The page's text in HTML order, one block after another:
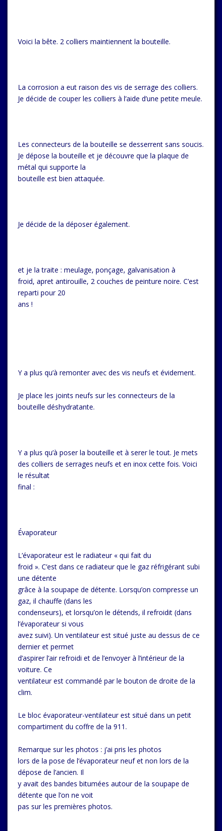
Voici la bête. 2 colliers maintiennent la bouteille.
La corrosion a eut raison des vis de serrage des colliers.
Je décide de couper les colliers à l’aide d’une petite meule.
Les connecteurs de la bouteille se desserrent sans soucis.
Je dépose la bouteille et je découvre que la plaque de
métal qui supporte la
bouteille est bien attaquée.
Je décide de la déposer également.
et je la traite : meulage, ponçage, galvanisation à
froid, apret antirouille, 2 couches de peinture noire. C’est
reparti pour 20
ans !
Y a plus qu’à remonter avec des vis neufs et évidement.
Je place les joints neufs sur les connecteurs de la
bouteille déshydratante.
Y a plus qu’à poser la bouteille et à serer le tout. Je mets
des colliers de serrages neufs et en inox cette fois. Voici
le résultat
final :
Évaporateur
L’évaporateur est le radiateur « qui fait du
froid ». C’est dans ce radiateur que le gaz réfrigérant subi
une détente
grâce à la soupape de détente. Lorsqu’on compresse un
gaz, il chauffe (dans les
condenseurs), et lorsqu’on le détends, il refroidit (dans
l’évaporateur si vous
avez suivi). Un ventilateur est situé juste au dessus de ce
dernier et permet
d’aspirer l’air refroidi et de l’envoyer à l’intérieur de la
voiture. Ce
ventilateur est commandé par le bouton de droite de la
clim.
Le bloc évaporateur-ventilateur est situé dans un petit
compartiment du coffre de la 911.
Remarque sur les photos : j’ai pris les photos
lors de la pose de l’évaporateur neuf et non lors de la
dépose de l’ancien. Il
y avait des bandes bitumées autour de la soupape de
détente que l’on ne voit
pas sur les premières photos.